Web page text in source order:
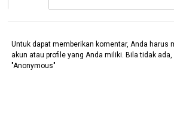
Untuk dapat memberikan komentar, Anda harus
akun atau profile yang Anda miliki. Bila tidak
"Anonymous"